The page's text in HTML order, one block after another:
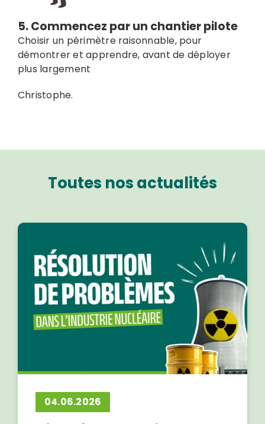
5. Commencez par un chantier pilote
Choisir un périmètre raisonnable, pour
démontrer et apprendre, avant de déployer
plus largement
Christophe.
Toutes nos actualités
04.06.2026